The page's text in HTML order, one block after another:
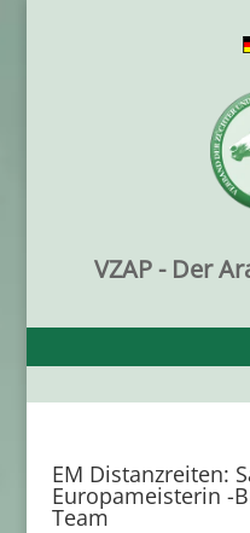
VZAP - Der
EM Distanzreiten:
Europameisterin -
Team